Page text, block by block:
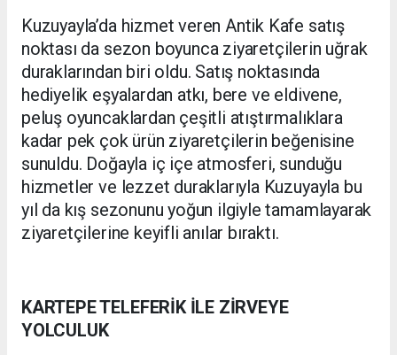
Kuzuyayla’da hizmet veren Antik Kafe satış
noktası da sezon boyunca ziyaretçilerin uğrak
duraklarından biri oldu. Satış noktasında
hediyelik eşyalardan atkı, bere ve eldivene,
peluş oyuncaklardan çeşitli atıştırmalıklara
kadar pek çok ürün ziyaretçilerin beğenisine
sunuldu. Doğayla iç içe atmosferi, sunduğu
hizmetler ve lezzet duraklarıyla Kuzuyayla bu
yıl da kış sezonunu yoğun ilgiyle tamamlayarak
ziyaretçilerine keyifli anılar bıraktı.
KARTEPE TELEFERİK İLE ZİRVEYE
YOLCULUK